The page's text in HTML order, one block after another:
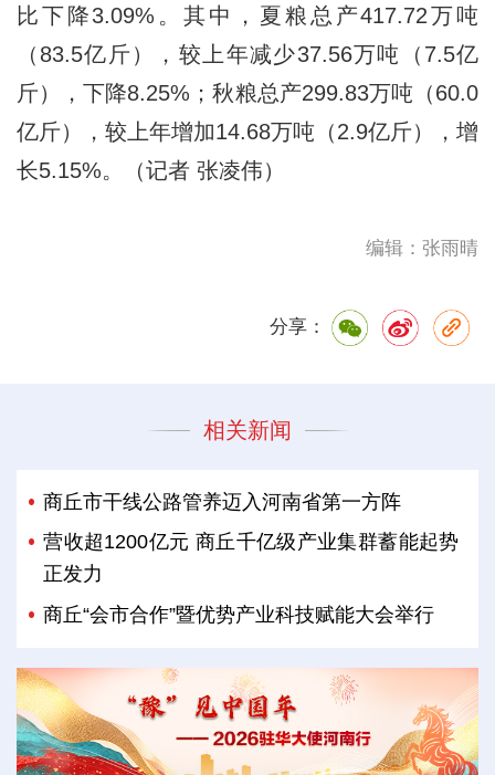
比下降3.09%。其中，夏粮总产417.72万吨
（83.5亿斤），较上年减少37.56万吨（7.5亿
斤），下降8.25%；秋粮总产299.83万吨（60.0
亿斤），较上年增加14.68万吨（2.9亿斤），增
长5.15%。（记者 张凌伟）
编辑：张雨晴
分享：
相关新闻
商丘市干线公路管养迈入河南省第一方阵
营收超1200亿元 商丘千亿级产业集群蓄能起势
正发力
商丘“会市合作”暨优势产业科技赋能大会举行